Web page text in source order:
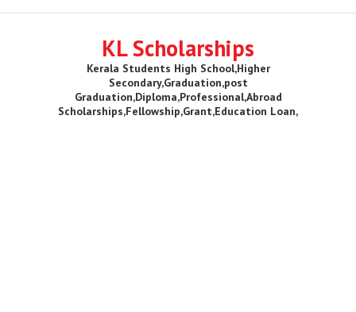
KL Scholarships
Kerala Students High School,Higher
Secondary,Graduation,post
Graduation,Diploma,Professional,Abroad
Scholarships,Fellowship,Grant,Education Loan,